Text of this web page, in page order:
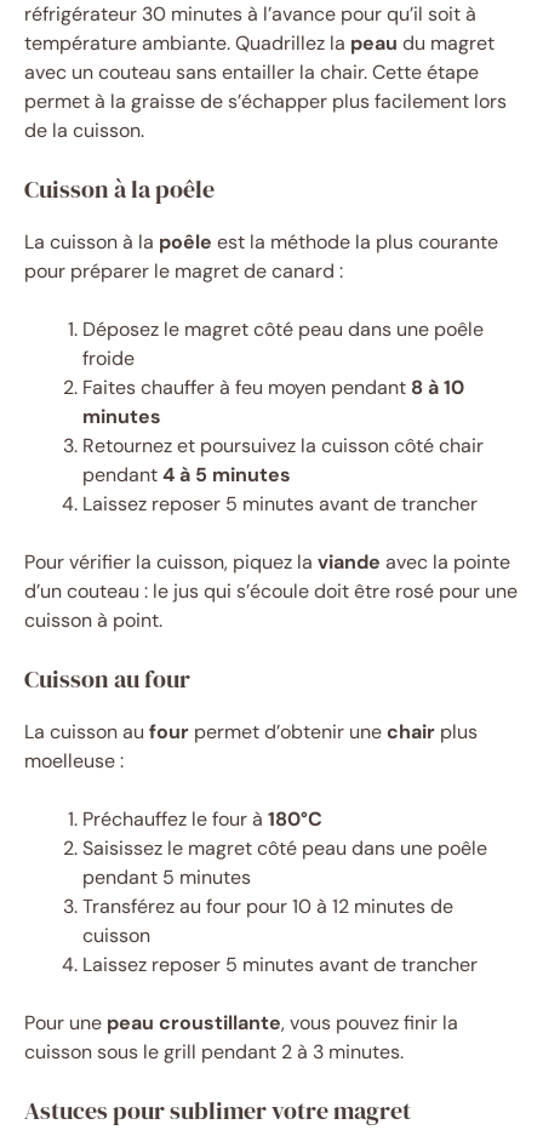
réfrigérateur 30 minutes à l’avance pour qu’il soit à
température ambiante. Quadrillez la peau du magret
avec un couteau sans entailler la chair. Cette étape
permet à la graisse de s’échapper plus facilement lors
de la cuisson.
Cuisson à la poêle
La cuisson à la poêle est la méthode la plus courante
pour préparer le magret de canard :
Déposez le magret côté peau dans une poêle
froide
Faites chauffer à feu moyen pendant 8 à 10
minutes
Retournez et poursuivez la cuisson côté chair
pendant4 à 5 minutes
Laissez reposer 5 minutes avant de trancher
Pour vérifier la cuisson, piquez la viande avec la pointe
d’un couteau : le jus qui s’écoule doit être rosé pour une
cuisson à point.
Cuisson au four
La cuisson au four permet d’obtenir unechair plus
moelleuse :
Préchauffez le four à 180°C
Saisissez le magret côté peau dans une poêle
pendant 5 minutes
Transférez au four pour 10 à 12 minutes de
cuisson
Laissez reposer 5 minutes avant de trancher
Pour une peau croustillante, vous pouvez finir la
cuisson sous le grill pendant 2 à 3 minutes.
Astuces pour sublimer votre magret